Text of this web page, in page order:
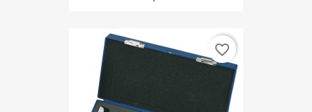
favorite_border